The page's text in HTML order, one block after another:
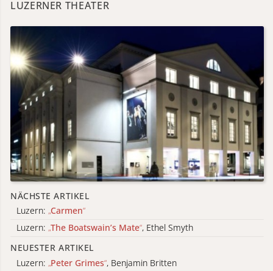
LUZERNER THEATER
NÄCHSTE ARTIKEL
Luzern: „Carmen“
Luzern: „The Boatswain’s Mate“, Ethel Smyth
NEUESTER ARTIKEL
Luzern: „Peter Grimes“, Benjamin Britten